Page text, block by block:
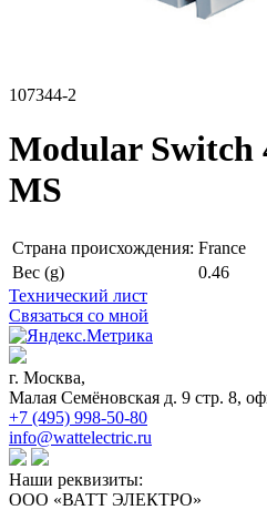
107344-2
Modular Switch
MS
Страна происхождения: France
Вес (g)
0.46
Технический лист
Связаться со мной
г. Москва,
Малая Семёновская д. 9 стр. 8,
+7 (495) 998-50-80
info@wattelectric.ru
Наши реквизиты:
ООО «ВАТТ ЭЛЕКТРО»